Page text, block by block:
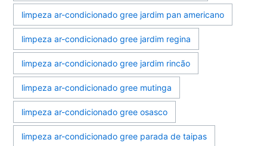
limpeza ar-condicionado gree jardim pan americano
limpeza ar-condicionado gree jardim regina
limpeza ar-condicionado gree jardim rincão
limpeza ar-condicionado gree mutinga
limpeza ar-condicionado gree osasco
limpeza ar-condicionado gree parada de taipas